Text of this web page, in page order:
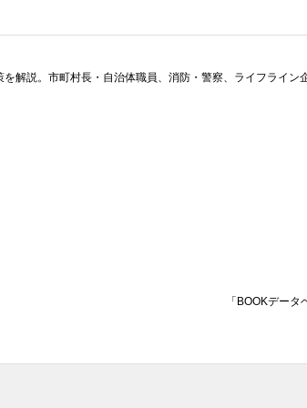
解説。市町村長・自治体職員、消防・警察、ライフライン
「BOOKデータ